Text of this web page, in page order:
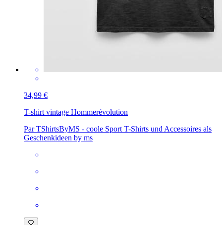
34,99 €
T-shirt vintage Hommerévolution
Par TShirtsByMS - coole Sport T-Shirts und Accessoires als
Geschenkideen by ms